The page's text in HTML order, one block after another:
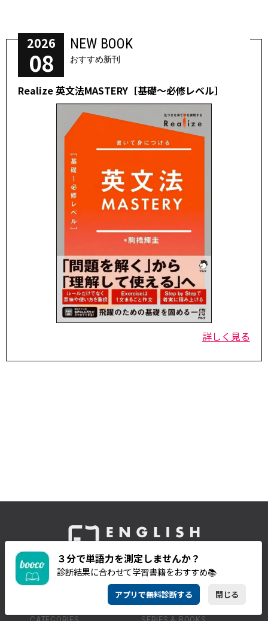
2026
08
NEW BOOK
おすすめ新刊
Realize 英文法MASTERY［基礎～必修レベル］
詳しく見る
３分で単語力を測定しませんか？
診断結果に合わせて学習書籍をおすすめ📚
アプリで無料診断する 閉じる
by アルク